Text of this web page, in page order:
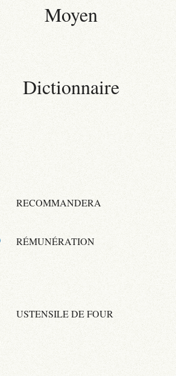
Moyen
Dictionnaire
RECOMMANDERA
RÉMUNÉRATION
USTENSILE DE FOUR